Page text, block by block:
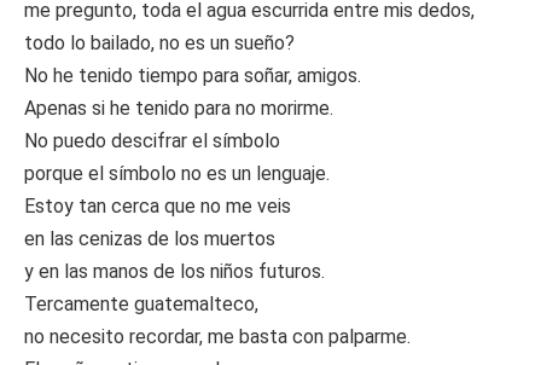
me pregunto, toda el agua escurrida entre mis dedos,
todo lo bailado, no es un sueño?
No he tenido tiempo para soñar, amigos.
Apenas si he tenido para no morirme.
No puedo descifrar el símbolo
porque el símbolo no es un lenguaje.
Estoy tan cerca que no me veis
en las cenizas de los muertos
y en las manos de los niños futuros.
Tercamente guatemalteco,
no necesito recordar, me basta con palparme.